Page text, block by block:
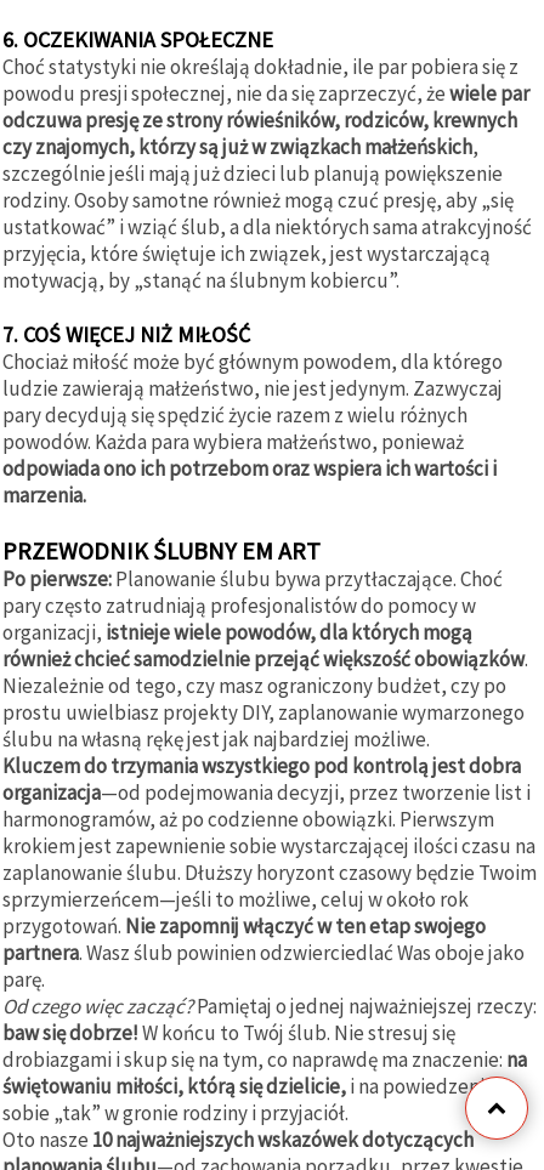
6. OCZEKIWANIA SPOŁECZNE
Choć statystyki nie określają dokładnie, ile par pobiera się z
powodu presji społecznej, nie da się zaprzeczyć, żewiele par
odczuwa presję ze strony rówieśników, rodziców, krewnych
czy znajomych, którzy są już w związkach małżeńskich,
szczególnie jeśli mają już dzieci lub planują powiększenie
rodziny. Osoby samotne również mogą czuć presję, aby „się
ustatkować” i wziąć ślub, a dla niektórych sama atrakcyjność
przyjęcia, które świętuje ich związek, jest wystarczającą
motywacją, by „stanąć na ślubnym kobiercu”.
7. COŚ WIĘCEJ NIŻ MIŁOŚĆ
Chociaż miłość może być głównym powodem, dla którego
ludzie zawierają małżeństwo, nie jest jedynym. Zazwyczaj
pary decydują się spędzić życie razem z wielu różnych
powodów. Każda para wybiera małżeństwo, ponieważ
odpowiada ono ich potrzebom oraz wspiera ich wartości i
marzenia.
PRZEWODNIK ŚLUBNY EM ART
Po pierwsze:Planowanie ślubu bywa przytłaczające. Choć
pary często zatrudniają profesjonalistów do pomocy w
organizacji, istnieje wiele powodów, dla których mogą
również chcieć samodzielnie przejąć większość obowiązków.
Niezależnie od tego, czy masz ograniczony budżet, czy po
prostu uwielbiasz projekty DIY, zaplanowanie wymarzonego
ślubu na własną rękę jest jak najbardziej możliwe.
Kluczem do trzymania wszystkiego pod kontrolą jest dobra
organizacja—od podejmowania decyzji, przez tworzenie list i
harmonogramów, aż po codzienne obowiązki. Pierwszym
krokiem jest zapewnienie sobie wystarczającej ilości czasu na
zaplanowanie ślubu. Dłuższy horyzont czasowy będzie Twoim
sprzymierzeńcem—jeśli to możliwe, celuj w około rok
przygotowań. Nie zapomnij włączyć w ten etap swojego
partnera. Wasz ślub powinien odzwierciedlać Was oboje jako
parę.
Od czego więc zacząć?Pamiętaj o jednej najważniejszej rzeczy:
baw się dobrze!W końcu to Twój ślub. Nie stresuj się
drobiazgami i skup się na tym, co naprawdę ma znaczenie: na
świętowaniu miłości, którą się dzielicie,i na powiedzeniu
sobie „tak” w gronie rodziny i przyjaciół.
Oto nasze 10 najważniejszych wskazówek dotyczących